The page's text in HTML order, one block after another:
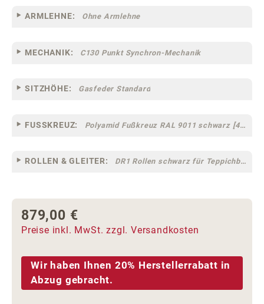
ARMLEHNE: Ohne Armlehne
MECHANIK: C130 Punkt Synchron-Mechanik
SITZHÖHE: Gasfeder Standard
FUSSKREUZ: Polyamid Fußkreuz RAL 9011 schwarz [44]
ROLLEN & GLEITER: DR1 Rollen schwarz für Teppichböden [10]
Regulärer Preis:
879,00 €
Preise inkl. MwSt. zzgl. Versandkosten
Wir haben Ihnen 20% Herstellerrabatt in
Abzug gebracht.